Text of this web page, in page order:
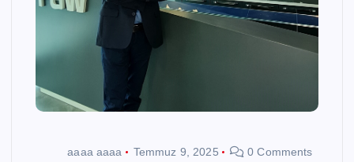
aaaa aaaa Temmuz 9, 2025 0 Comments